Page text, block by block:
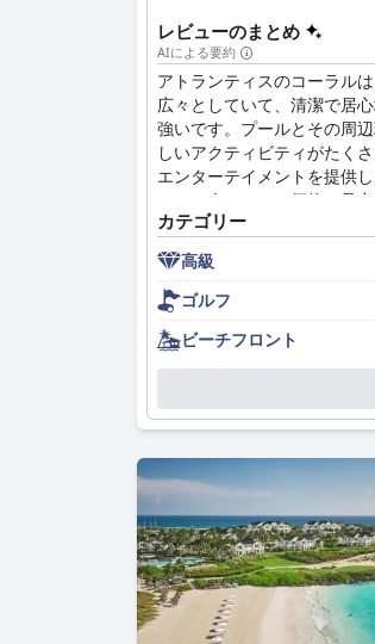
レビューのまとめ
AIによる要約
アトランティスのコーラル
広々としていて、清潔で居
強いです。プールとその周
しいアクティビティがたく
エンターテイメントを提供
ている人にとって価格に見
カテゴリー
高級
ゴルフ
ビーチフロント